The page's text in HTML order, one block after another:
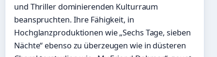
und Thriller dominierenden Kulturraum
beanspruchten. Ihre Fähigkeit, in
Hochglanzproduktionen wie „Sechs Tage, sieben
Nächte“ ebenso zu überzeugen wie in düsteren